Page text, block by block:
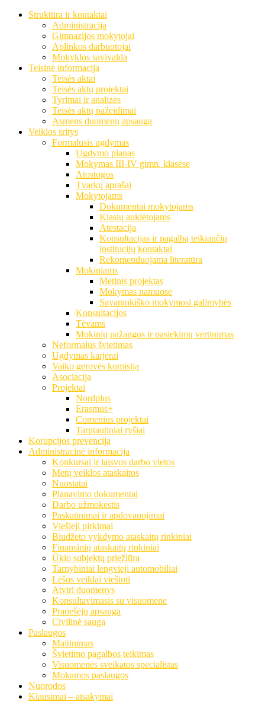
Struktūra ir kontaktai
Administracija
Gimnazijos mokytojai
Aplinkos darbuotojai
Mokyklos savivalda
Teisinė informacija
Teisės aktai
Teisės aktų projektai
Tyrimai ir analizės
Teisės aktų pažeidimai
Asmens duomenų apsauga
Veiklos sritys
Formalusis ugdymas
Ugdymo planas
Mokymas III-IV gimn. klasėse
Atostogos
Tvarkų aprašai
Mokytojams
Dokumentai mokytojams
Klasių auklėtojams
Atestacija
Konsultacijas ir pagalbą teikiančių
institucijų kontaktai
Rekomenduojama literatūra
Mokiniams
Metinis projektas
Mokymas namuose
Savarankiško mokymosi galimybės
Konsultacijos
Tėvams
Mokinių pažangos ir pasiekimų vertinimas
Neformalus švietimas
Ugdymas karjerai
Vaiko gerovės komisija
Asociacija
Projektai
Nordplus
Erasmus+
Comenius projektai
Tarptautiniai ryšiai
Korupcijos prevencija
Administracinė informacija
Konkursai ir laisvos darbo vietos
Metų veiklos ataskaitos
Nuostatai
Planavimo dokumentai
Darbo užmokestis
Paskatinimai ir apdovanojimai
Viešieji pirkimai
Biudžeto vykdymo ataskaitų rinkiniai
Finansinių ataskaitų rinkiniai
Ūkio subjektų priežiūra
Tarnybiniai lengvieji automobiliai
Lėšos veiklai viešinti
Atviri duomenys
Konsultavimasis su visuomene
Pranešėjų apsauga
Civilinė sauga
Paslaugos
Maitinimas
Švietimo pagalbos teikimas
Visuomenės sveikatos specialistas
Mokamos paslaugos
Nuorodos
Klausimai – atsakymai